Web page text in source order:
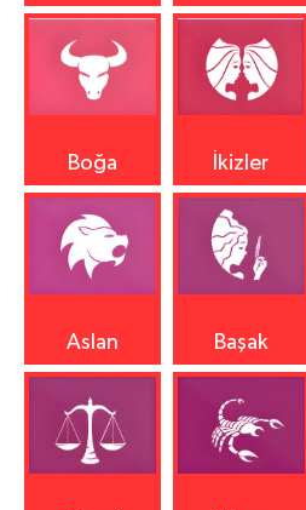
Boğa İkizler
Aslan Başak